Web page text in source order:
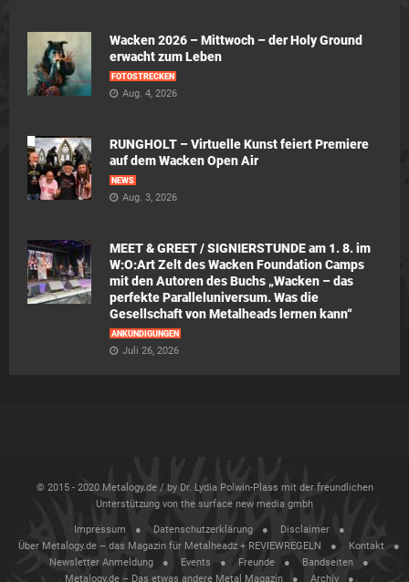
Wacken 2026 – Mittwoch – der Holy Ground
erwacht zum Leben
FOTOSTRECKEN
Aug. 4, 2026
RUNGHOLT – Virtuelle Kunst feiert Premiere
auf dem Wacken Open Air
NEWS
Aug. 3, 2026
MEET & GREET / SIGNIERSTUNDE am 1. 8. im
W:O:Art Zelt des Wacken Foundation Camps
mit den Autoren des Buchs „Wacken – das
perfekte Paralleluniversum. Was die
Gesellschaft von Metalheads lernen kann“
ANKÜNDIGUNGEN
Juli 26, 2026
© 2015 - 2020 Metalogy.de / by Dr. Lydia Polwin-Plass mit der freundlichen
Unterstützung von the surface new media gmbh
Impressum Datenschutzerklärung
Disclaimer
Über Metalogy.de – das Magazin für Metalheadz + REVIEWREGELN
Kontakt
Newsletter Anmeldung
Events Freunde
Bandseiten
Metalogy.de – Das etwas andere Metal Magazin
Archiv